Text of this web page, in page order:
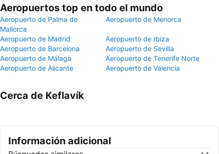
Aeropuertos top en todo el mundo
Aeropuerto de Palma de
Mallorca
Aeropuerto de Menorca
Aeropuerto de Madrid
Aeropuerto de Ibiza
Aeropuerto de Barcelona
Aeropuerto de Sevilla
Aeropuerto de Málaga
Aeropuerto de Tenerife Norte
Aeropuerto de Alicante
Aeropuerto de Valencia
Cerca de Keflavík
Información adicional